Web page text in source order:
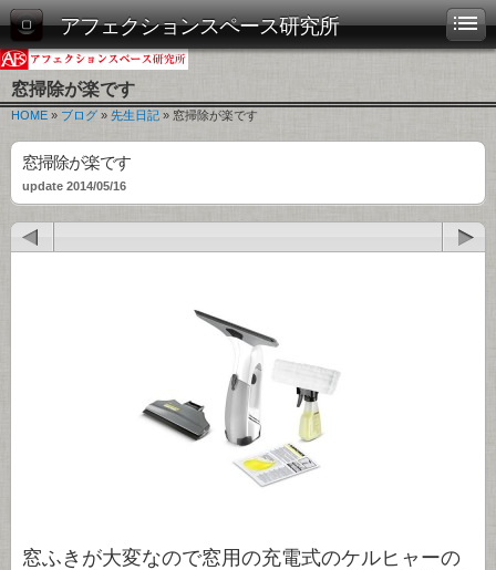
アフェクションスペース研究所
窓掃除が楽です
HOME » ブログ » 先生日記 » 窓掃除が楽です
窓掃除が楽です
update 2014/05/16
窓ふきが大変なので窓用の充電式のケルヒャーの